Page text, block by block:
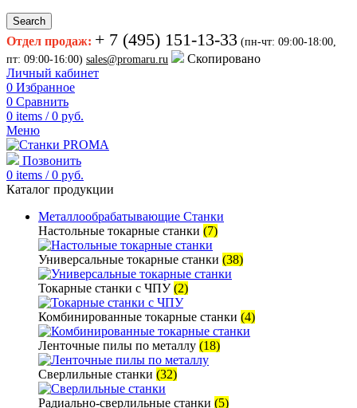
Search
Отдел продаж: + 7 (495) 151-13-33 (пн-чт: 09:00-18:00,
пт: 09:00-16:00) sales@promaru.ru
Скопировано
Личный кабинет
0 Избранное
0 Сравнить
0 items / 0 руб.
Меню
Позвонить
0 items / 0 руб.
Каталог продукции
Металлообрабатывающие Станки
Настольные токарные станки (7)
Универсальные токарные станки (38)
Токарные станки с ЧПУ(2)
Комбинированные токарные станки (4)
Ленточные пилы по металлу (18)
Сверлильные станки (32)
Радиально-сверлильные станки (5)